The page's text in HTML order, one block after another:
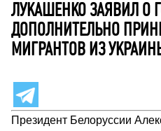
ЛУКАШЕНКО ЗАЯВИЛ О
ДОПОЛНИТЕЛЬНО
МИГРАНТОВ ИЗ
Президент Белоруссии